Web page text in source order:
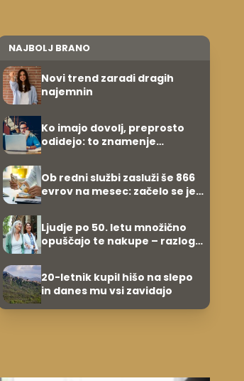
NAJBOLJ BRANO
Novi trend zaradi dragih
najemnin
Ko imajo dovolj, preprosto
odidejo: to znamenje
Ob redni službi zasluži še 866
evrov na mesec: začelo se je
Ljudje po 50. letu množično
opuščajo te nakupe – razlog
20-letnik kupil hišo na slepo
in danes mu vsi zavidajo